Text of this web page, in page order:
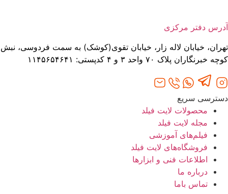
آدرس دفتر مرکزی
تهران، خیابان لاله‌ زار، خیابان تقوی(کوشک) به سمت فردوسی، نبش
کوچه خبرنگاران پلاک ۷۰ واحد ۳ و ۴ کدپستی: ۱۱۴۵۶۵۴۶۴۱
دسترسی سریع
محصولات لایت فیلد
مجله لایت فیلد
فیلم‌های آموزشی
فروشگاه‌های لایت فیلد
اطلاعات فنی و ابزارها
درباره ما
تماس باما